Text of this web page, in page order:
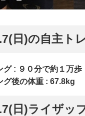
日)の自主ト
グ : ９０分で約１万歩
グ後の体重 : 67.8kg
日)ライザッ